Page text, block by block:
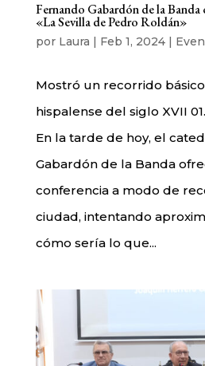
Fernando Gabardón de la Banda
«La Sevilla de Pedro Roldán»
por Laura Feb 1, 2024|
Mostró un recorrido
hispalense del siglo XVII
En la tarde de hoy, el
Gabardón de la Banda
conferencia a modo de
ciudad, intentando
cómo sería lo que...